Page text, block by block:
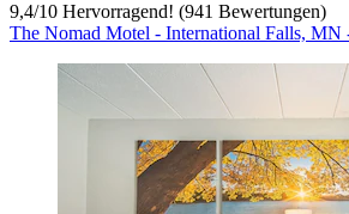
9,4/10 Hervorragend! (941 Bewertungen)
The Nomad Motel - International Falls, MN